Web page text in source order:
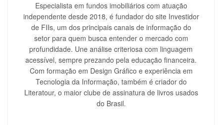
Especialista em fundos imobiliários com atuação
independente desde 2018, é fundador do site Investidor
de FIIs, um dos principais canais de informação do
setor para quem busca entender o mercado com
profundidade. Une análise criteriosa com linguagem
acessível, sempre prezando pela educação financeira.
Com formação em Design Gráfico e experiência em
Tecnologia da Informação, também é criador do
Literatour, o maior clube de assinatura de livros usados
do Brasil.